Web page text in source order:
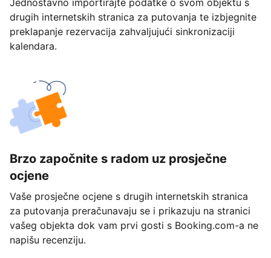
Jednostavno importirajte podatke o svom objektu s
drugih internetskih stranica za putovanja te izbjegnite
preklapanje rezervacija zahvaljujući sinkronizaciji
kalendara.
Brzo započnite s radom uz prosječne
ocjene
Vaše prosječne ocjene s drugih internetskih stranica
za putovanja preračunavaju se i prikazuju na stranici
vašeg objekta dok vam prvi gosti s Booking.com-a ne
napišu recenziju.